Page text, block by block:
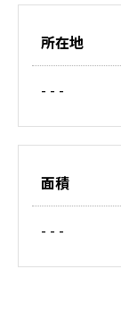
所在地
- - -
面積
- - -